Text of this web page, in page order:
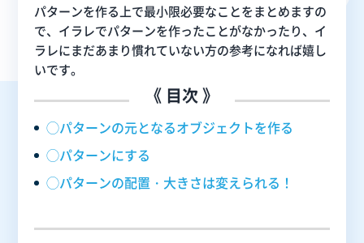
パターンを作る上で最小限必要なことをまとめますの
で、イラレでパターンを作ったことがなかったり、イ
ラレにまだあまり慣れていない方の参考になれば嬉し
いです。
《 目次 》
◯パターンの元となるオブジェクトを作る
◯パターンにする
◯パターンの配置・大きさは変えられる！